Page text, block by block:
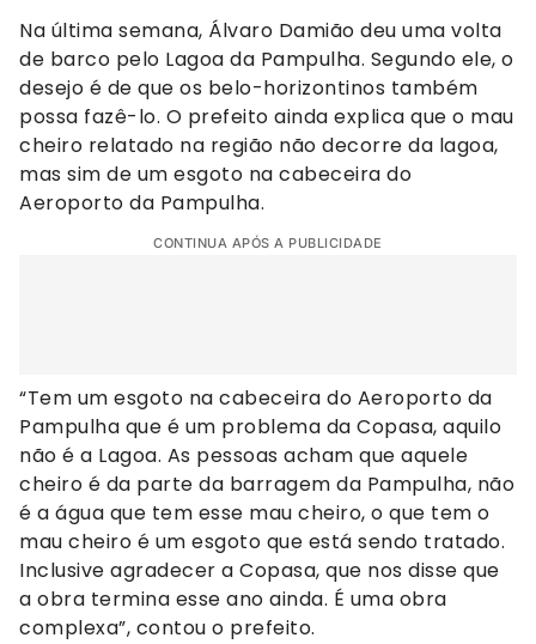
Na última semana, Álvaro Damião deu uma volta
de barco pelo Lagoa da Pampulha. Segundo ele, o
desejo é de que os belo-horizontinos também
possa fazê-lo. O prefeito ainda explica que o mau
cheiro relatado na região não decorre da lagoa,
mas sim de um esgoto na cabeceira do
Aeroporto da Pampulha.
CONTINUA APÓS A PUBLICIDADE
“Tem um esgoto na cabeceira do Aeroporto da
Pampulha que é um problema da Copasa, aquilo
não é a Lagoa. As pessoas acham que aquele
cheiro é da parte da barragem da Pampulha, não
é a água que tem esse mau cheiro, o que tem o
mau cheiro é um esgoto que está sendo tratado.
Inclusive agradecer a Copasa, que nos disse que
a obra termina esse ano ainda. É uma obra
complexa”, contou o prefeito.